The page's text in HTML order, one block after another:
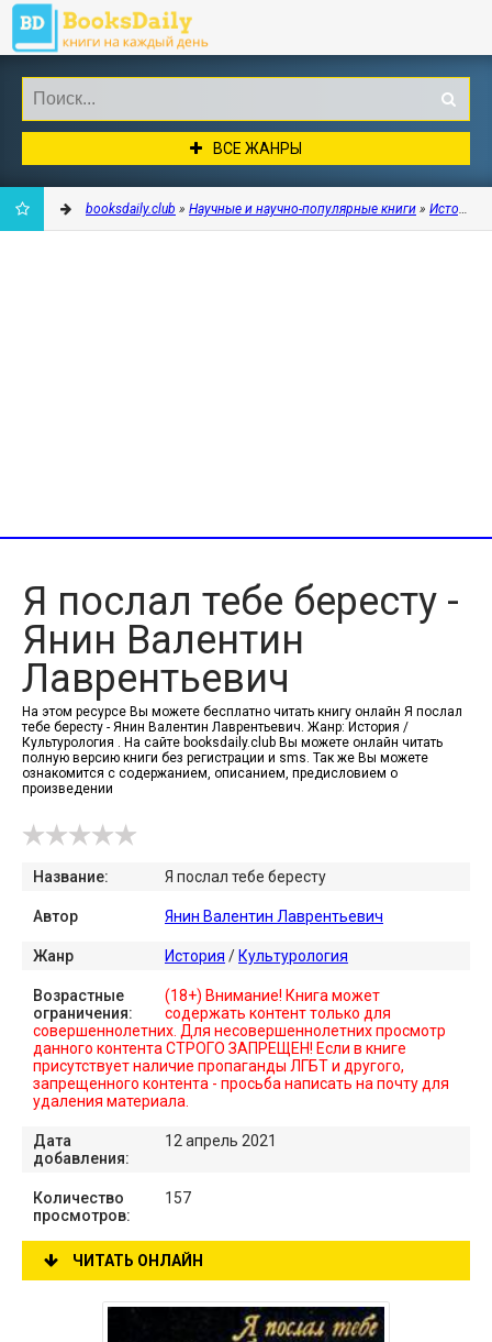
ВСЕ ЖАНРЫ
booksdaily.club » Научные и научно-популярные книги » История
Я послал тебе бересту -
Янин Валентин
Лаврентьевич
На этом ресурсе Вы можете бесплатно читать книгу онлайн Я послал
тебе бересту - Янин Валентин Лаврентьевич. Жанр: История /
Культурология . На сайте booksdaily.club Вы можете онлайн читать
полную версию книги без регистрации и sms. Так же Вы можете
ознакомится с содержанием, описанием, предисловием о
произведении
Название: Я послал тебе бересту
Автор Янин Валентин Лаврентьевич
Жанр История / Культурология
Возрастные
ограничения:
(18+) Внимание! Книга может
содержать контент только для
совершеннолетних. Для несовершеннолетних просмотр
данного контента СТРОГО ЗАПРЕЩЕН! Если в книге
присутствует наличие пропаганды ЛГБТ и другого,
запрещенного контента - просьба написать на почту для
удаления материала.
Дата
добавления:
12 апрель 2021
Количество
просмотров:
157
ЧИТАТЬ ОНЛАЙН